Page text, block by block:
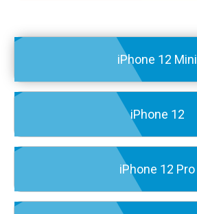
iPhone 12 Mini
iPhone 12
iPhone 12 Pro